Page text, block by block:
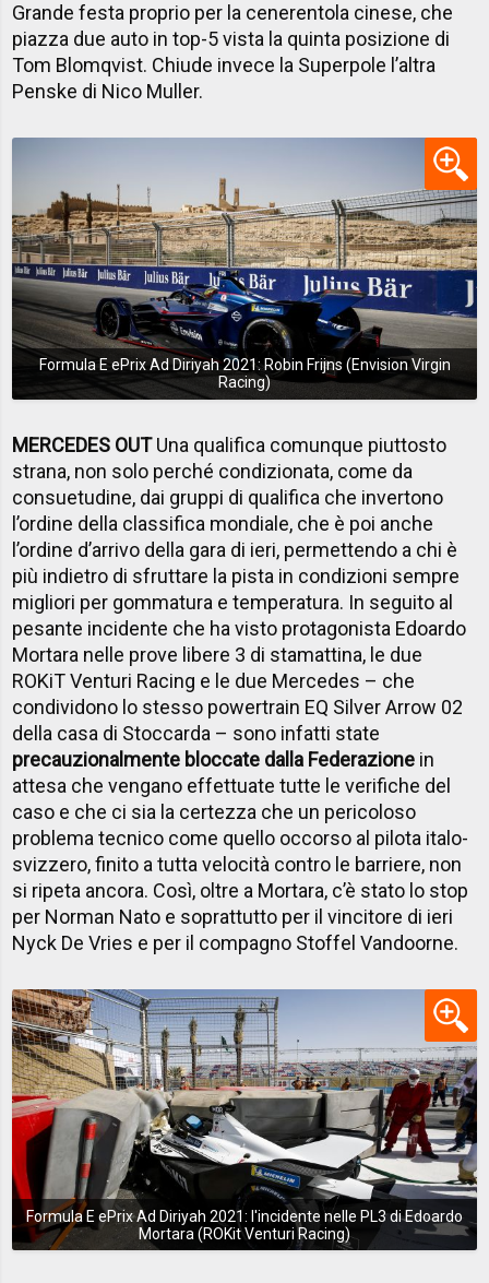
Grande festa proprio per la cenerentola cinese, che
piazza due auto in top-5 vista la quinta posizione di
Tom Blomqvist. Chiude invece la Superpole l’altra
Penske di Nico Muller.
Formula E ePrix Ad Diriyah 2021: Robin Frijns (Envision Virgin
Racing)
MERCEDES OUTUna qualifica comunque piuttosto
strana, non solo perché condizionata, come da
consuetudine, dai gruppi di qualifica che invertono
l’ordine della classifica mondiale, che è poi anche
l’ordine d’arrivo della gara di ieri, permettendo a chi è
più indietro di sfruttare la pista in condizioni sempre
migliori per gommatura e temperatura. In seguito al
pesante incidente che ha visto protagonista Edoardo
Mortara nelle prove libere 3 di stamattina, le due
ROKiT Venturi Racing e le due Mercedes – che
condividono lo stesso powertrain EQ Silver Arrow 02
della casa di Stoccarda – sono infatti state
precauzionalmente bloccate dalla Federazione in
attesa che vengano effettuate tutte le verifiche del
caso e che ci sia la certezza che un pericoloso
problema tecnico come quello occorso al pilota italo-
svizzero, finito a tutta velocità contro le barriere, non
si ripeta ancora. Così, oltre a Mortara, c’è stato lo stop
per Norman Nato e soprattutto per il vincitore di ieri
Nyck De Vries e per il compagno Stoffel Vandoorne.
Formula E ePrix Ad Diriyah 2021: l'incidente nelle PL3 di Edoardo
Mortara (ROKit Venturi Racing)